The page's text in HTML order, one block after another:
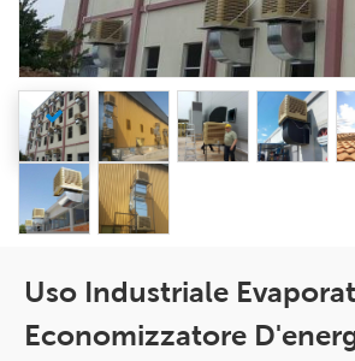
Uso Industriale
Economizzatore